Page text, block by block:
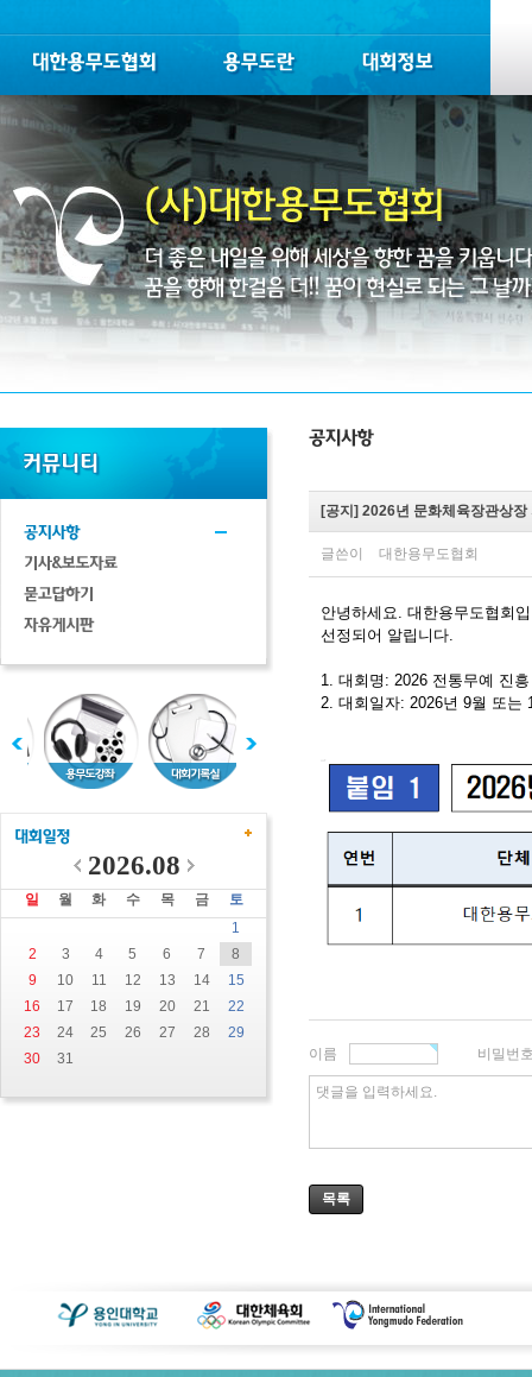
2026.08
일 월 화 수 목 금
토
1
2
3 4 5 6 7
8
9
10 11 12 13 14
15
16
17 18 19 20 21
22
23
24 25 26 27 28
29
30
31
[공지] 2026년 문화체육장관상
글쓴이 대한용무도협회
안녕하세요. 대한용무도협회
선정되어 알립니다.
1. 대회명: 2026 전통무예 진
2. 대회일자: 2026년 9월 또는
이름 비밀번
댓글을 입력하세요.
목록